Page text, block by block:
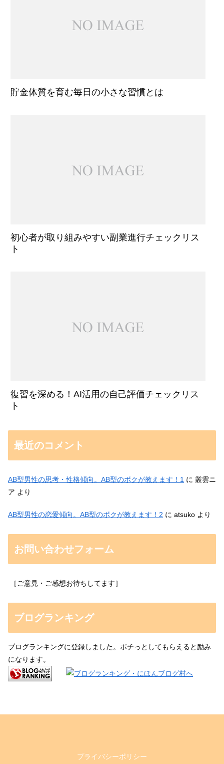
貯金体質を育む毎日の小さな習慣とは
初心者が取り組みやすい副業進行チェックリス
ト
復習を深める！AI活用の自己評価チェックリス
ト
最近のコメント
AB型男性の思考・性格傾向。AB型のボクが教えます！1 に 叢雲ニ
ア より
AB型男性の恋愛傾向。AB型のボクが教えます！2 に atsuko より
お問い合わせフォーム
［ご意見・ご感想お待ちしてます］
ブログランキング
ブログランキングに登録しました。ポチっとしてもらえると励み
になります。
プライバシーポリシー